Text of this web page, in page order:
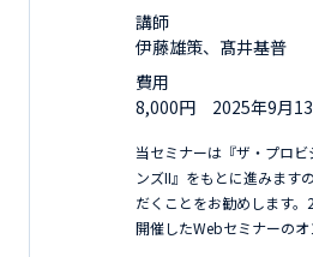
講師
伊藤雄策、髙井基普
費用
8,000円 2025年9月
当セミナーは『ザ・プロ
ンズII』をもとに進みます
だくことをお勧めします
開催したWebセミナーのオ